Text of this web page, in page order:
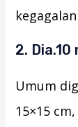
2. Dia.10
Umum
15×15